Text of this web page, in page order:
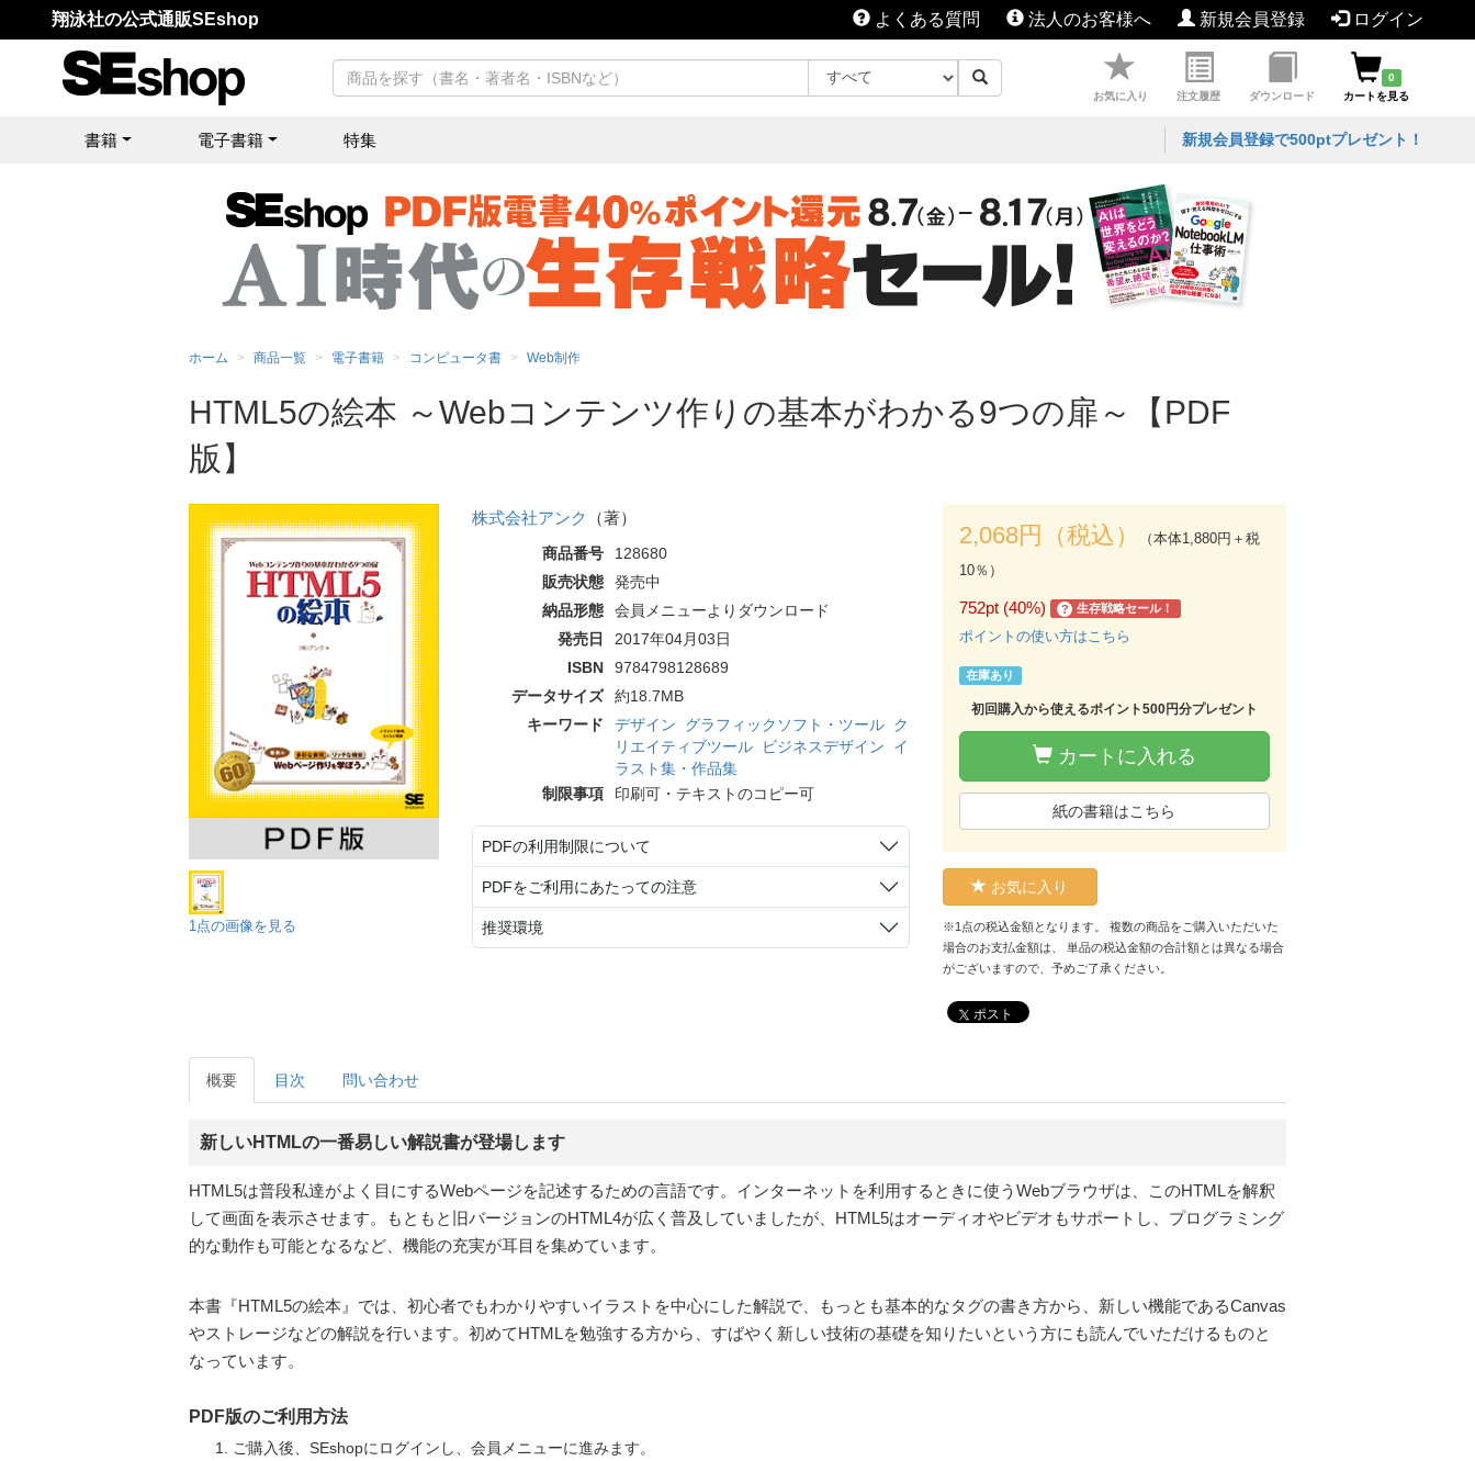
翔泳社の公式通販SEshop よくある質問 法人のお客様へ 新規会員登録 ログイン
お気に入り 注文履歴 ダウンロード
0
カートを見る
書籍 電子書籍 特集 新規会員登録で500ptプレゼント！
ホーム 商品一覧 電子書籍 コンピュータ書 Web制作
HTML5の絵本 ～Webコンテンツ作りの基本がわかる9つの扉～【PDF
版】
1点の画像を見る
株式会社アンク （著）
商品番号
128680
販売状態
発売中
納品形態
会員メニューよりダウンロード
発売日
2017年04月03日
ISBN
9784798128689
データサイズ
約18.7MB
キーワード
デザイン グラフィックソフト・ツール ク
リエイティブツール
ビジネスデザイン
イ
ラスト集・作品集
制限事項
印刷可・テキストのコピー可
PDFの利用制限について
PDFをご利用にあたっての注意
推奨環境
2,068円（税込）
（本体1,880円＋税
10％）
752pt (40%) ? 生存戦略セール！
ポイントの使い方はこちら
在庫あり
初回購入から使えるポイント500円分プレゼント
カートに入れる
紙の書籍はこちら
お気に入り
※1点の税込金額となります。 複数の商品をご購入いただいた
場合のお支払金額は、 単品の税込金額の合計額とは異なる場合
がございますので、予めご了承ください。
ポスト
概要 目次 問い合わせ
新しいHTMLの一番易しい解説書が登場します
HTML5は普段私達がよく目にするWebページを記述するための言語です。インターネットを利用するときに使うWebブラウザは、このHTMLを解釈
して画面を表示させます。もともと旧バージョンのHTML4が広く普及していましたが、HTML5はオーディオやビデオもサポートし、プログラミング
的な動作も可能となるなど、機能の充実が耳目を集めています。
本書『HTML5の絵本』では、初心者でもわかりやすいイラストを中心にした解説で、もっとも基本的なタグの書き方から、新しい機能であるCanvas
やストレージなどの解説を行います。初めてHTMLを勉強する方から、すばやく新しい技術の基礎を知りたいという方にも読んでいただけるものと
なっています。
PDF版のご利用方法
ご購入後、SEshopにログインし、会員メニューに進みます。